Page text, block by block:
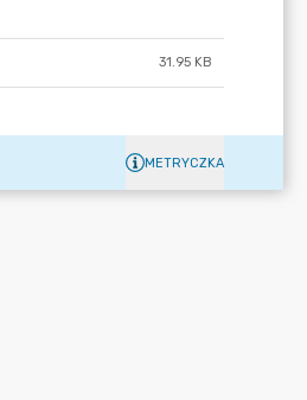
31.95 KB
METRYCZKA